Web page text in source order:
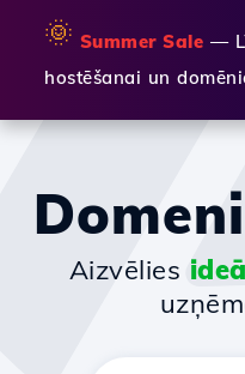
🌞 Summer Sale —
hostēšanai un
Domeni
Aizvēlies